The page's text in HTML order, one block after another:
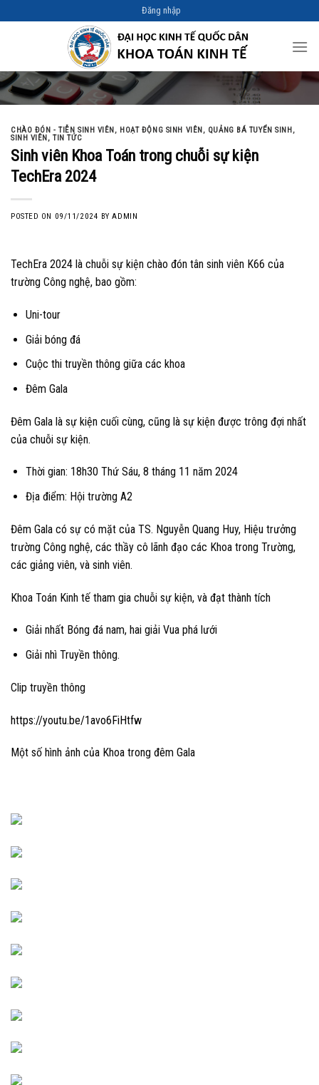
to
Đăng nhập
CHÀO ĐÓN - TIỄN SINH VIÊN, HOẠT ĐỘNG SINH VIÊN, QUẢNG BÁ TUYỂN SINH,
SINH VIÊN,TIN TỨC
Sinh viên Khoa Toán trong chuỗi sự kiện
TechEra 2024
POSTED ON 09/11/2024 BYADMIN
TechEra 2024 là chuỗi sự kiện chào đón tân sinh viên K66 của
trường Công nghệ, bao gồm:
Uni-tour
Giải bóng đá
Cuộc thi truyền thông giữa các khoa
Đêm Gala
Đêm Gala là sự kiện cuối cùng, cũng là sự kiện được trông đợi nhất
của chuỗi sự kiện.
Thời gian: 18h30 Thứ Sáu, 8 tháng 11 năm 2024
Địa điểm: Hội trường A2
Đêm Gala có sự có mặt của TS. Nguyễn Quang Huy, Hiệu trưởng
trường Công nghệ, các thầy cô lãnh đạo các Khoa trong Trường,
các giảng viên, và sinh viên.
Khoa Toán Kinh tế tham gia chuỗi sự kiện, và đạt thành tích
Giải nhất Bóng đá nam, hai giải Vua phá lưới
Giải nhì Truyền thông.
Clip truyền thông
https://youtu.be/1avo6FiHtfw
Một số hình ảnh của Khoa trong đêm Gala